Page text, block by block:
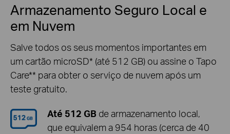
Armazenamento Seguro Local e
em Nuvem
Salve todos os seus momentos importantes em
um cartão microSD* (até 512 GB) ou assine o Tapo
Care** para obter o serviço de nuvem após um
teste gratuito.
Até 512 GB de armazenamento local,
que equivalem a 954 horas (cerca de 40